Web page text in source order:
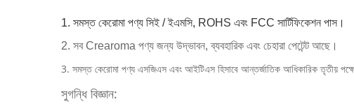
1. সমস্ত কেরোমা পণ্য সিই / ইএমসি, ROHS এবং FCC সার্টিফিকেশন পাস।
2. সব Crearoma পণ্য জন্য উদ্ভাবন, ব্যবহারিক এবং চেহারা পেটেন্ট আছে।
3. সমস্ত কেরোমা পণ্য এসজিএস এবং আইটিএস হিসাবে আন্তর্জাতিক আধিকারিক তৃতীয়
সুগন্ধি বিজ্ঞান: